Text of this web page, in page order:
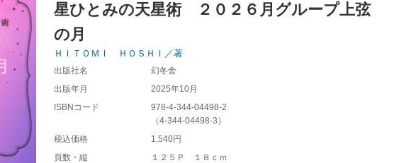
星ひとみの天星術 ２０２６月グループ上弦
の月
ＨＩＴＯＭＩ ＨＯＳＨＩ／著
出版社名
幻冬舎
出版年月
2025年10月
ISBNコード
978-4-344-04498-2
（4-344-04498-3 ）
税込価格
1,540円
頁数・縦
１２５Ｐ １８ｃｍ